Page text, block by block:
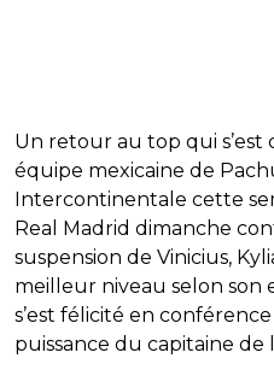
Un retour au top qui
équipe mexicaine de
Intercontinentale cette
Real Madrid dimanche
suspension de Vinicius,
meilleur niveau selon
s’est félicité en
puissance du capitaine de